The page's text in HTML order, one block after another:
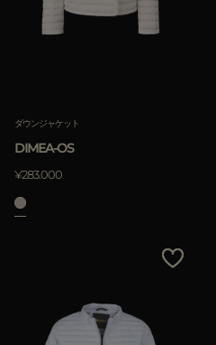
ダウンジャケット
DIMEA-OS
¥283.000